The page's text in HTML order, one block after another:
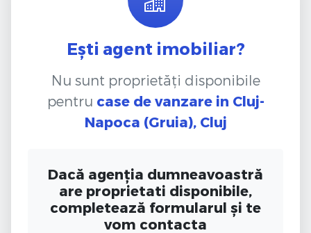
Ești agent imobiliar?
Nu sunt proprietăți disponibile
pentru case de vanzare in Cluj-
Napoca (Gruia), Cluj
Dacă agenția dumneavoastră
are proprietati disponibile,
completează formularul și te
vom contacta